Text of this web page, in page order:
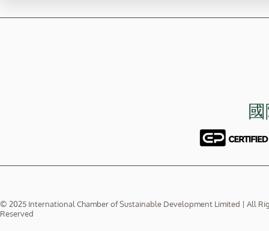
© 2025 International Chamber of Sustainable Development Limited | All
Reserved